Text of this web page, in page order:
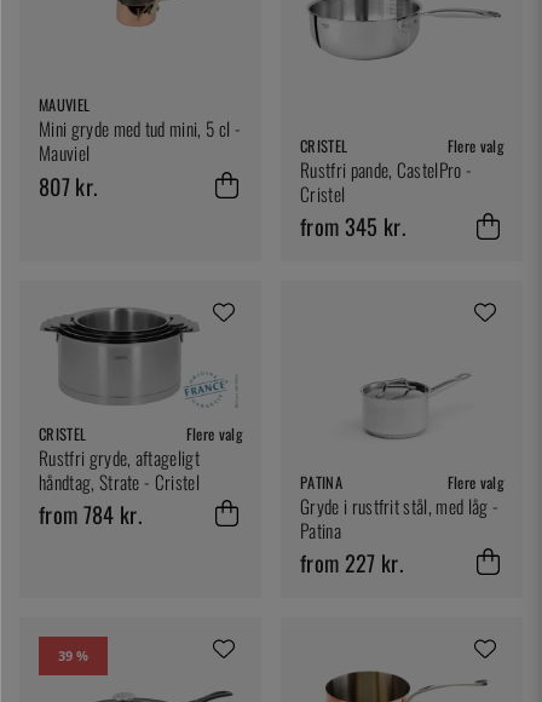
MAUVIEL
Mini gryde med tud mini, 5 cl -
Mauviel
807 kr.
CRISTEL Flere valg
Rustfri pande, CastelPro -
Cristel
from 345 kr.
CRISTEL Flere valg
Rustfri gryde, aftageligt
håndtag, Strate - Cristel
from 784 kr.
PATINA Flere valg
Gryde i rustfrit stål, med låg -
Patina
from 227 kr.
39 %